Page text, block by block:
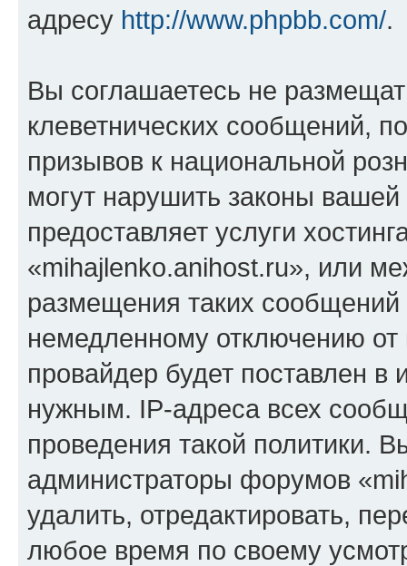
адресу http://www.phpbb.com/.
Вы соглашаетесь не
клеветнических сообщений,
призывов к национальной
могут нарушить законы
предоставляет услуги
«mihajlenko.anihost.ru», или
размещения таких
немедленному отключению
провайдер будет поставлен в
нужным. IP-адреса всех
проведения такой политики.
администраторы форумов
удалить, отредактировать,
любое время по своему